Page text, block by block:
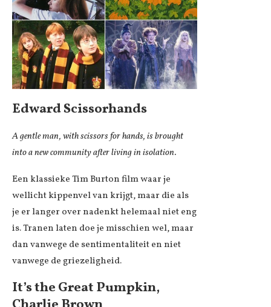
Edward Scissorhands
A gentle man, with scissors for hands, is brought
into a new community after living in isolation.
Een klassieke Tim Burton film waar je
wellicht kippenvel van krijgt, maar die als
je er langer over nadenkt helemaal niet eng
is. Tranen laten doe je misschien wel, maar
dan vanwege de sentimentaliteit en niet
vanwege de griezeligheid.
It’s the Great Pumpkin,